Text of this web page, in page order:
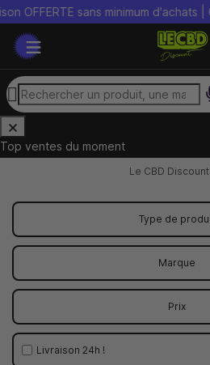
sans minimum d'achats |
Top ventes du moment
Le CBD Discount
Type de
Marque
Prix
Livraison 24h !